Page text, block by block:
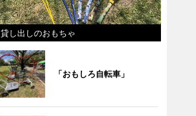
貸し出しのおもちゃ
「おもしろ自転車」